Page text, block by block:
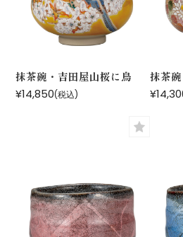
抹茶碗・吉田屋山桜に鳥
¥14,850(税込)
抹茶